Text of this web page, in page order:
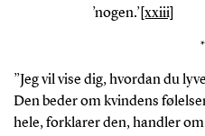
’nogen.’ [xxiii]
*
”Jeg vil vise dig, hvordan du
Den beder om kvindens
hele, forklarer den, handler